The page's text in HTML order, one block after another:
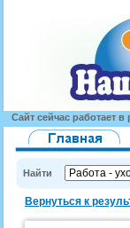
Сайт сейчас работает
Найти
Вернуться к